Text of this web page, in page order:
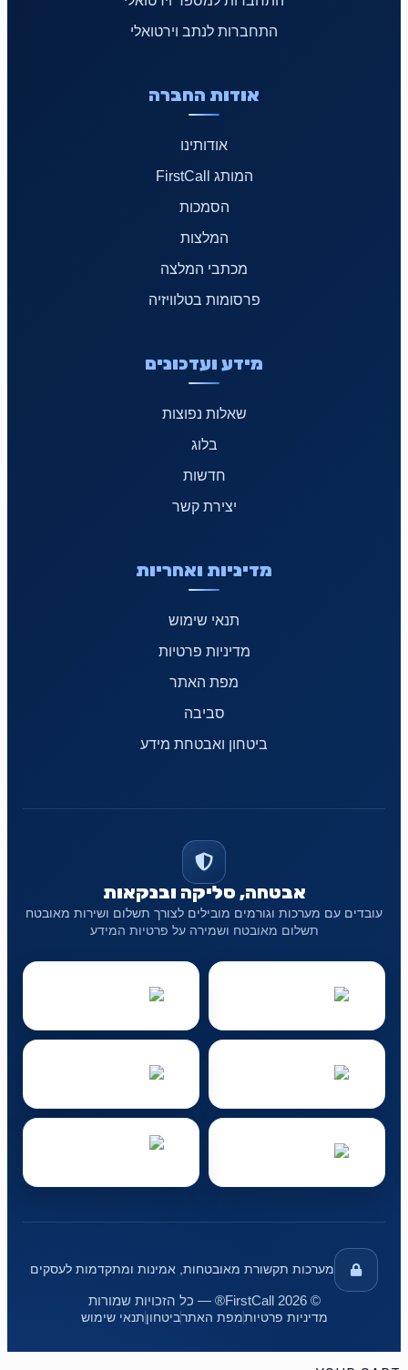
התחברות לנתב וירטואלי
אודות החברה
אודותינו
המותג FirstCall
הסמכות
המלצות
מכתבי המלצה
פרסומות בטלוויזיה
מידע ועדכונים
שאלות נפוצות
בלוג
חדשות
יצירת קשר
מדיניות ואחריות
תנאי שימוש
מדיניות פרטיות
מפת האתר
סביבה
ביטחון ואבטחת מידע
אבטחה, סליקה ובנקאות
עובדים עם מערכות וגורמים מובילים לצורך תשלום ושירות מאובטח
תשלום מאובטח ושמירה על פרטיות המידע
מערכות תקשורת מאובטחות, אמינות ומתקדמות לעסקים
© 2026 FirstCall® — כל הזכויות שמורות
מדיניות פרטיותמפת האתרביטחוןתנאי שימוש